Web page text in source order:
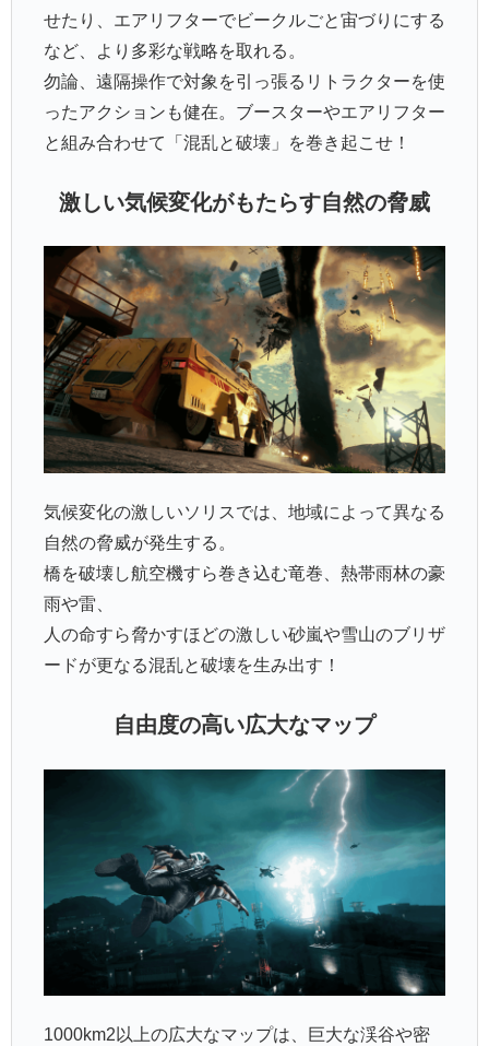
せたり、エアリフターでビークルごと宙づりにする
など、より多彩な戦略を取れる。
勿論、遠隔操作で対象を引っ張るリトラクターを使
ったアクションも健在。ブースターやエアリフター
と組み合わせて「混乱と破壊」を巻き起こせ！
激しい気候変化がもたらす自然の脅威
気候変化の激しいソリスでは、地域によって異なる
自然の脅威が発生する。
橋を破壊し航空機すら巻き込む竜巻、熱帯雨林の豪
雨や雷、
人の命すら脅かすほどの激しい砂嵐や雪山のブリザ
ードが更なる混乱と破壊を生み出す！
自由度の高い広大なマップ
1000km2以上の広大なマップは、巨大な渓谷や密